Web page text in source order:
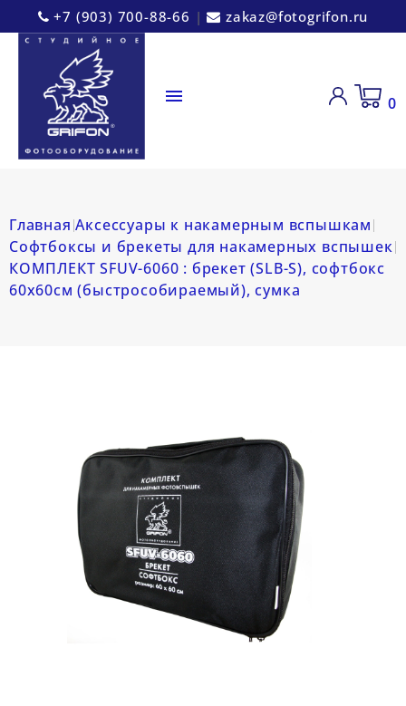
+7 (903) 700-88-66 | zakaz@fotogrifon.ru
 0
Главная Аксессуары к накамерным вспышкам
Софтбоксы и брекеты для накамерных вспышек
КОМПЛЕКТ SFUV-6060 : брекет (SLB-S), софтбокс
60х60см (быстрособираемый), сумка